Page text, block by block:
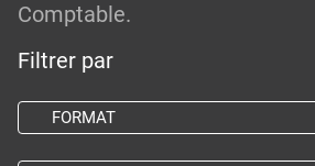
Comptable.
Filtrer par
FORMAT